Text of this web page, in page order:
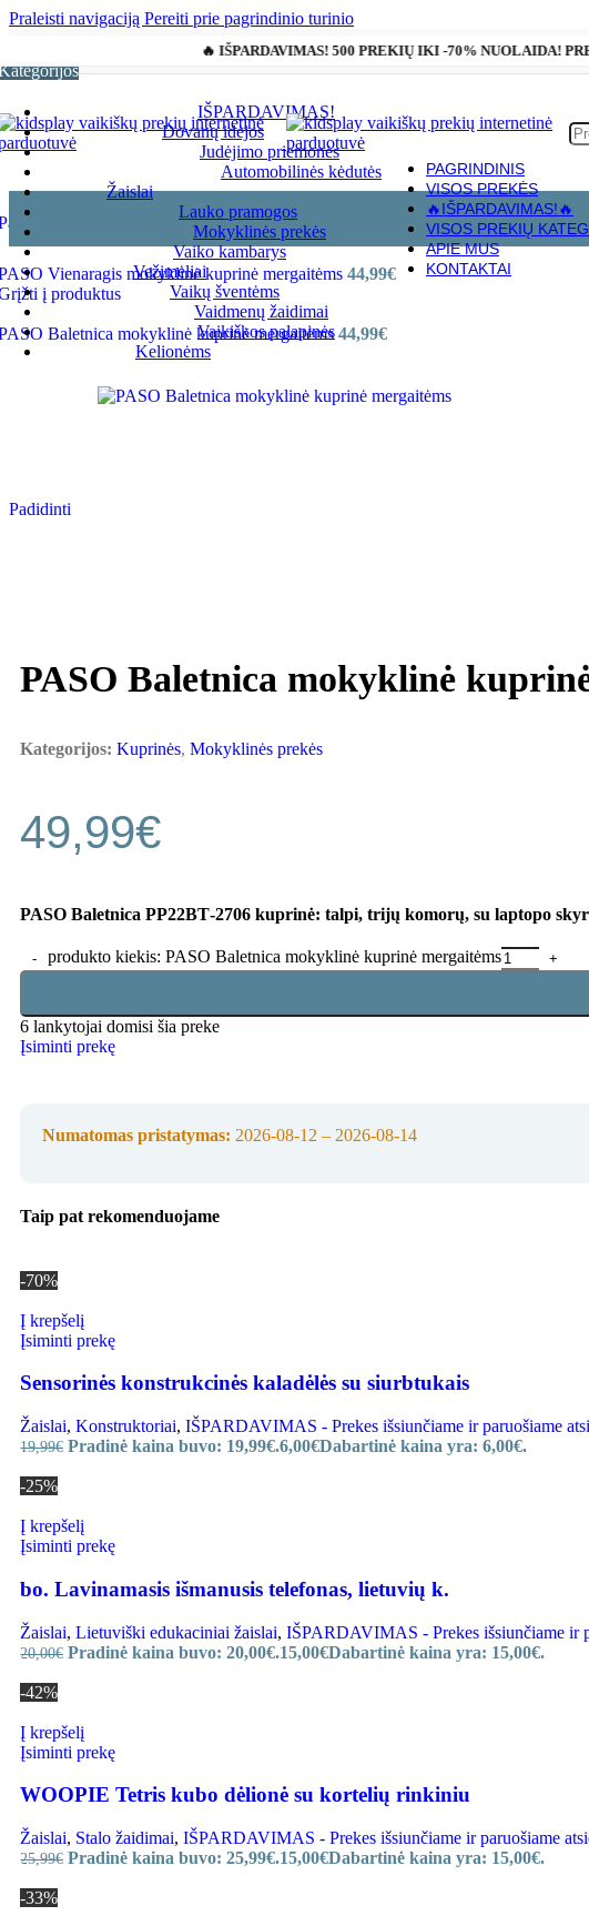
Praleisti navigaciją Pereiti prie pagrindinio turinio
🔥 IŠPARDAVIMAS! 500 PREKIŲ IKI -70% NUOLAIDA!
IŠPARDAVIMAS!
Dovanų idėjos
Judėjimo priemonės
Automobilinės kėdutės
Žaislai
Lauko pramogos
Mokyklinės prekės
Vaiko kambarys
Vežimėliai
Vaikų šventėms
Vaidmenų žaidimai
Vaikiškos palapinės
Kelionėms
PAGRINDINIS
VISOS PREKĖS
🔥IŠPARDAVIMAS!🔥
VISOS PREKIŲ
APIE MUS
KONTAKTAI
»PASO Baletnica mokyklinė kuprinė mergaitėms
Vienaragis mokyklinė kuprinė mergaitėms 44,99€
į produktus
Baletnica mokyklinė kuprinė mergaitėms44,99€
Padidinti
PASO Baletnica mokyklinė
Kategorijos: Kuprinės, Mokyklinės prekės
49,99€
PASO Baletnica PP22BT‑2706 kuprinė: talpi, trijų komorų, su laptopo
produkto kiekis: PASO Baletnica mokyklinė kuprinė mergaitėms
6 lankytojai domisi šia preke
Įsiminti prekę
Numatomas pristatymas: 2026-08-12 – 2026-08-14
Taip pat rekomenduojame
-70%
Į krepšelį
Įsiminti prekę
Sensorinės konstrukcinės kaladėlės su siurbtukais
Žaislai, Konstruktoriai, IŠPARDAVIMAS - Prekes išsiunčiame ir paruošiame
19,99€ Pradinė kaina buvo: 19,99€.6,00€Dabartinė kaina yra: 6,00€.
-25%
Į krepšelį
Įsiminti prekę
bo. Lavinamasis išmanusis telefonas, lietuvių k.
Žaislai, Lietuviški edukaciniai žaislai, IŠPARDAVIMAS - Prekes išsiunčiame ir
20,00€ Pradinė kaina buvo: 20,00€.15,00€Dabartinė kaina yra: 15,00€.
-42%
Į krepšelį
Įsiminti prekę
WOOPIE Tetris kubo dėlionė su kortelių rinkiniu
Žaislai, Stalo žaidimai, IŠPARDAVIMAS - Prekes išsiunčiame ir paruošiame
25,99€ Pradinė kaina buvo: 25,99€.15,00€Dabartinė kaina yra: 15,00€.
-33%